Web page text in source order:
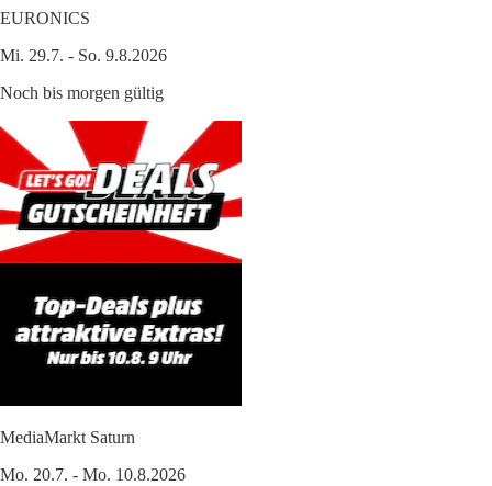
EURONICS
Mi. 29.7. - So. 9.8.2026
Noch bis morgen gültig
MediaMarkt Saturn
Mo. 20.7. - Mo. 10.8.2026